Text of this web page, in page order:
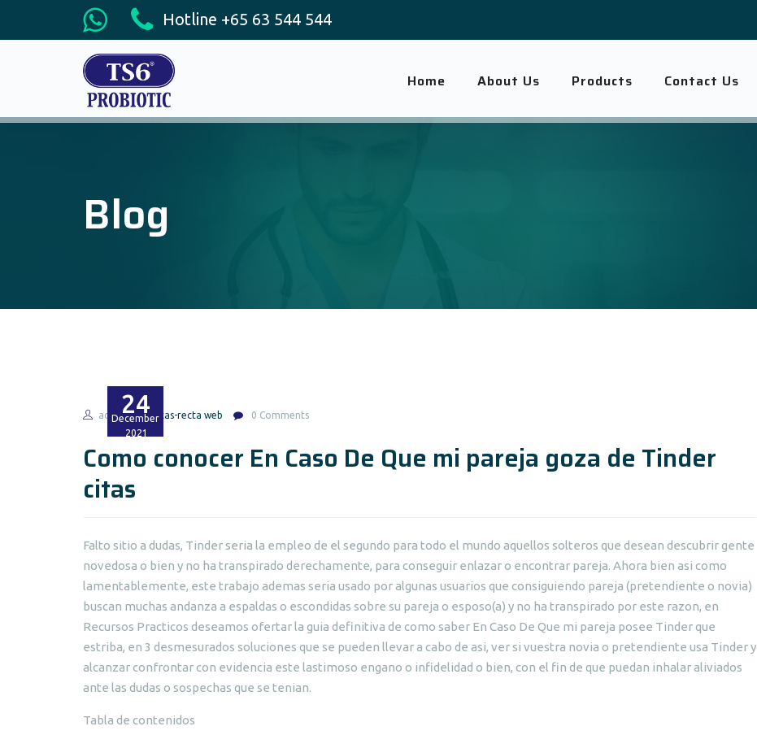
Hotline +65 63 544 544
Home About Us Products Contact Us
Blog
24
December
2021
admin citas-recta web 0 Comments
Como conocer En Caso De Que mi pareja goza de Tinder
citas
Falto sitio a dudas, Tinder seria la empleo de el segundo para todo el mundo aquellos solteros que desean descubrir gente
novedosa o bien y no ha transpirado derechamente, para conseguir enlazar o encontrar pareja. Ahora bien asi como
lamentablemente, este trabajo ademas seria usado por algunas usuarios que consiguiendo pareja (pretendiente o novia)
buscan muchas andanza a espaldas o escondidas sobre su pareja o esposo(a) y no ha transpirado por este razon, en
Recursos Practicos deseamos ofertar la guia definitiva de como saber En Caso De Que mi pareja posee Tinder que
estriba, en 3 desmesurados soluciones que se pueden llevar a cabo de asi, ver si vuestra novia o pretendiente usa Tinder y
alcanzar confrontar con evidencia este lastimoso engano o infidelidad o bien, con el fin de que puedan inhalar aliviados
ante las dudas o sospechas que se tenian.
Tabla de contenidos